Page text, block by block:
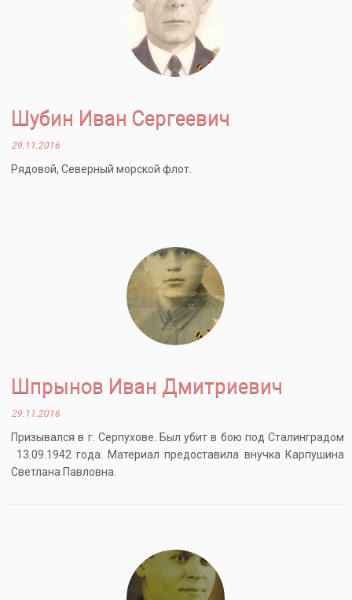
Шубин Иван Сергеевич
29.11.2016
Рядовой, Северный морской флот.
Шпрынов Иван Дмитриевич
29.11.2016
Призывался в г. Серпухове. Был убит в бою под Сталинградом
13.09.1942 года. Материал предоставила внучка Карпушина
Светлана Павловна.